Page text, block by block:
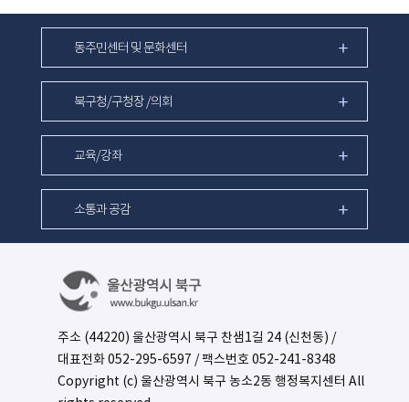
동주민센터 및 문화센터
북구청/구청장 /의회
교육/강좌
소통과 공감
주소 (44220) 울산광역시 북구 찬샘1길 24 (신천동) /
대표전화052-295-6597 / 팩스번호 052-241-8348
Copyright (c) 울산광역시 북구 농소2동 행정복지센터 All